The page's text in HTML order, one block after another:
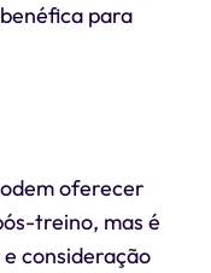
para
oferecer
treino, mas é
consideração